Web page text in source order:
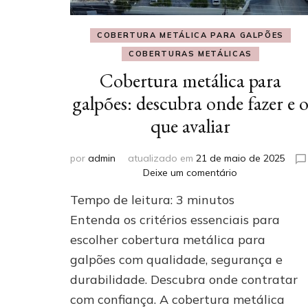
COBERTURA METÁLICA PARA GALPÕES
COBERTURAS METÁLICAS
Cobertura metálica para
galpões: descubra onde fazer e o
que avaliar
por admin atualizado em 21 de maio de 2025
Deixe um comentário
para
galpões:
descubra
onde
e
o
Tempo de leitura: 3 minutos
Entenda os critérios essenciais para
escolher cobertura metálica para
galpões com qualidade, segurança e
durabilidade. Descubra onde contratar
com confiança. A cobertura metálica